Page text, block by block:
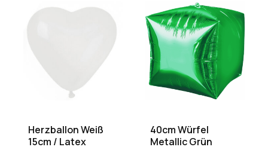
Herzballon Weiß
15cm / Latex
40cm Würfel
Metallic Grün